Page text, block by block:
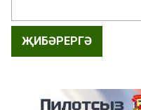
ҖИБӘРЕРГӘ